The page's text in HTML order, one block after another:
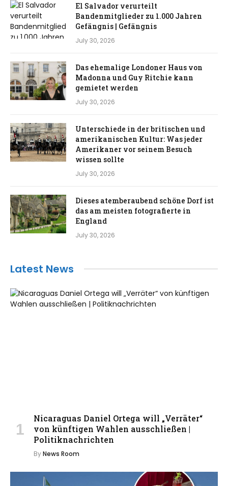
El Salvador verurteilt
Bandenmitglieder zu 1.000 Jahren
Gefängnis | Gefängnis
July 30, 2026
Das ehemalige Londoner Haus von
Madonna und Guy Ritchie kann
gemietet werden
July 30, 2026
Unterschiede in der britischen und
amerikanischen Kultur: Was jeder
Amerikaner vor seinem Besuch
wissen sollte
July 30, 2026
Dieses atemberaubend schöne Dorf ist
das am meisten fotografierte in
England
July 30, 2026
Latest News
Nicaraguas Daniel Ortega will „Verräter“
von künftigen Wahlen ausschließen |
Politiknachrichten
ByNews Room